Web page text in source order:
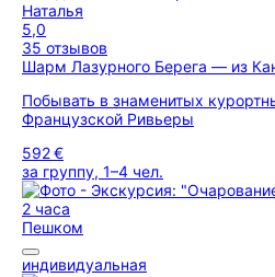
Наталья
5,0
35 отзывов
Шарм Лазурного Берега — из
Побывать в знаменитых
Французской Ривьеры
592 €
за группу, 1–4 чел.
2 часа
Пешком
индивидуальная